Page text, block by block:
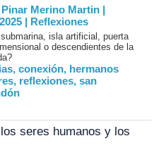
Merino Martin |
| Reflexiones
isla artificial, puerta
o descendientes de la
,conexión, hermanos
, reflexiones,san
seres humanos y los